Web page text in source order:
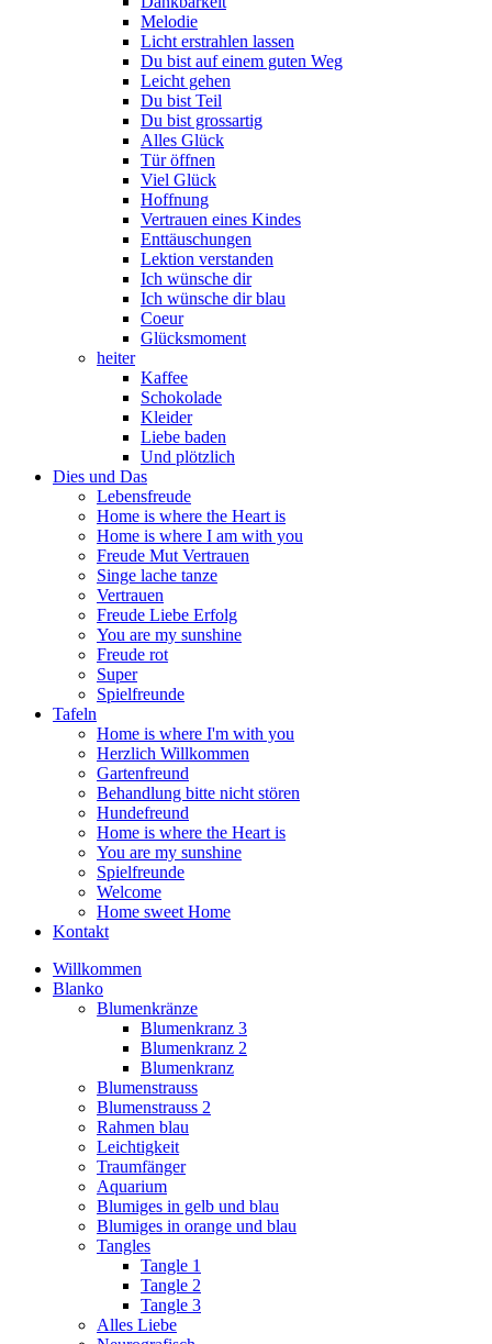
Melodie
Licht erstrahlen lassen
Du bist auf einem guten Weg
Leicht gehen
Du bist Teil
Du bist grossartig
Alles Glück
Tür öffnen
Viel Glück
Hoffnung
Vertrauen eines Kindes
Enttäuschungen
Lektion verstanden
Ich wünsche dir
Ich wünsche dir blau
Coeur
Glücksmoment
heiter
Kaffee
Schokolade
Kleider
Liebe baden
Und plötzlich
Dies und Das
Lebensfreude
Home is where the Heart is
Home is where I am with you
Freude Mut Vertrauen
Singe lache tanze
Vertrauen
Freude Liebe Erfolg
You are my sunshine
Freude rot
Super
Spielfreunde
Tafeln
Home is where I'm with you
Herzlich Willkommen
Gartenfreund
Behandlung bitte nicht stören
Hundefreund
Home is where the Heart is
You are my sunshine
Spielfreunde
Welcome
Home sweet Home
Kontakt
Willkommen
Blanko
Blumenkränze
Blumenkranz 3
Blumenkranz 2
Blumenkranz
Blumenstrauss
Blumenstrauss 2
Rahmen blau
Leichtigkeit
Traumfänger
Aquarium
Blumiges in gelb und blau
Blumiges in orange und blau
Tangles
Tangle 1
Tangle 2
Tangle 3
Alles Liebe